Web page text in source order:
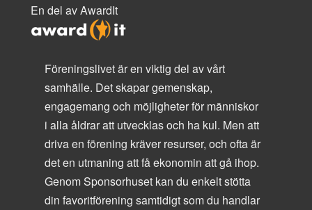
En del av AwardIt
Föreningslivet är en viktig del av vårt
samhälle. Det skapar gemenskap,
engagemang och möjligheter för människor
i alla åldrar att utvecklas och ha kul. Men att
driva en förening kräver resurser, och ofta är
det en utmaning att få ekonomin att gå ihop.
Genom Sponsorhuset kan du enkelt stötta
din favoritförening samtidigt som du handlar